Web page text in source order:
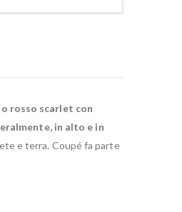
rosso scarlet con
in alto e in
e terra. Coupé fa parte